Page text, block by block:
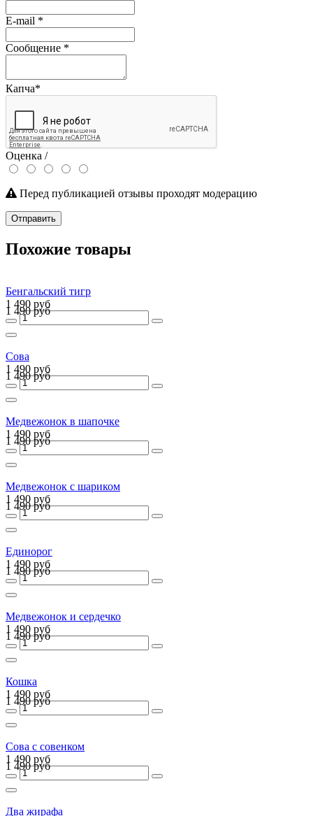
E-mail *
Сообщение *
Капча*
Оценка /
Перед публикацией отзывы проходят модерацию
Отправить
Похожие товары
Бенгальский тигр
1 490 руб
1 490 руб
Сова
1 490 руб
1 490 руб
Медвежонок в шапочке
1 490 руб
1 490 руб
Медвежонок с шариком
1 490 руб
1 490 руб
Единорог
1 490 руб
1 490 руб
Медвежонок и сердечко
1 490 руб
1 490 руб
Кошка
1 490 руб
1 490 руб
Сова с совенком
1 490 руб
1 490 руб
Два жирафа